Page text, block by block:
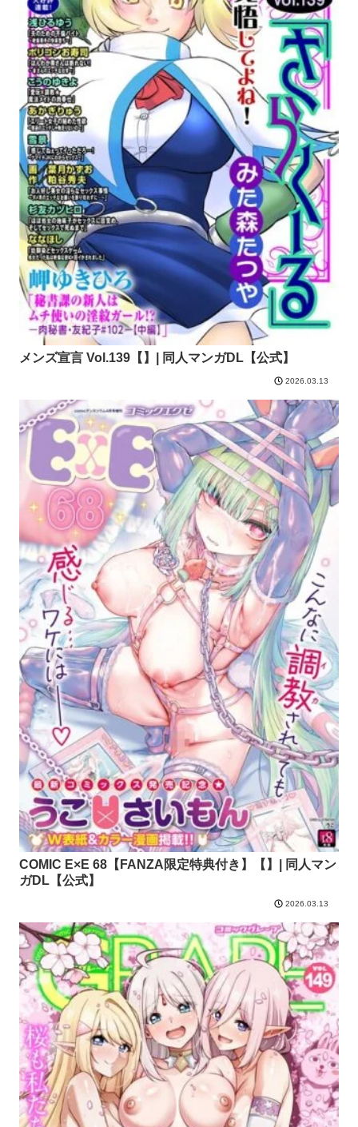
メンズ宣言 Vol.139【】| 同人マンガDL【公式】
2026.03.13
COMIC E×E 68【FANZA限定特典付き】【】| 同人マン
ガDL【公式】
2026.03.13